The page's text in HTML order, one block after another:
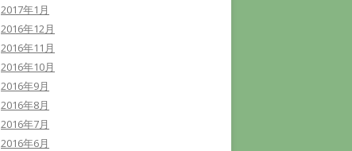
2017年1月
2016年12月
2016年11月
2016年10月
2016年9月
2016年8月
2016年7月
2016年6月